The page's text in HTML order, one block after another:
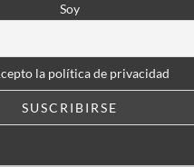
Soy
la política de privacidad